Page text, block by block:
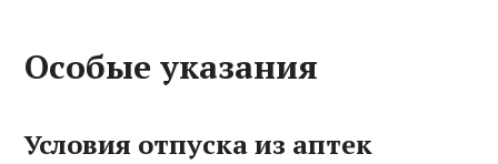
Особые указания
Условия отпуска из аптек